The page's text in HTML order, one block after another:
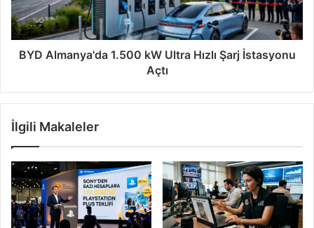
BYD Almanya'da 1.500 kW Ultra Hızlı Şarj İstasyonu
Açtı
İlgili Makaleler